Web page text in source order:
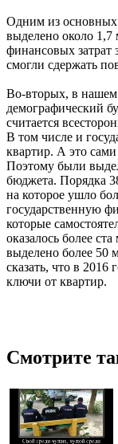
Одним из основных
выделено около 1,7
финансовых
смогли сдержать
Во-вторых, в нашем
демографический
считается
В том числе и
квартир. А это
Поэтому были
бюджета. Порядка
на которое ушло
государственную
которые
оказалось более
выделено более 50
сказать, что в 2016
ключи от квартир.
Смотрите